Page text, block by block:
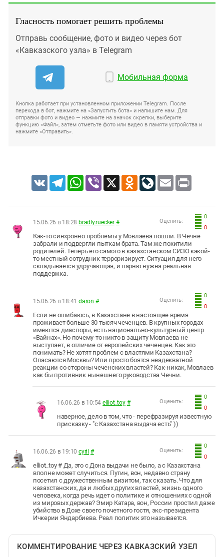
Гласность помогает решить проблемы
Отправь сообщение, фото и видео через бот
«Кавказского узла» в Telegram
Мобильная форма
Кнопка работает при установленном приложении Telegram. После
перехода в бот, нажмите на «Запустить бота» и напишите нам. Для
отправки фото и видео — нажмите на значок скрепки, выберите
функцию «Файл», затем отметьте фото или видео в памяти устройства и
нажмите «Отправить».
VK TelegramWhatsApp
Viber X Odnoklassniki
LiveJournal
Email Print
0
0
Оценить:
15.06.26 в 18:28 bradly.ruecker #
Как-то синхронно проблемы у Мовлаева пошли. В Чечне
забрали и подвергли пыткам брата. Там же похитили
родителей. Теперь его самого в казахстанском СИЗО какой-
то местный сотрудник терроризирует. Ситуация для него
складывается удручающая, и парню нужна реальная
поддержка.
0
0
Оценить:
15.06.26 в 18:41 daron #
Если не ошибаюсь, в Казахстане в настоящее время
проживает больше 30 тысяч чеченцев. В крупных городах
имеются диаспоры, есть национально-культурный центр
«Вайнах». Но почему-то никто в защиту Мовлаева не
выступает, в отличие от европейских чеченцев. Как это
понимать? Не хотят проблем с властями Казахстана?
Опасаются Москвы? Или просто боятся неадекватной
реакции со стороны чеченских властей? Как-никак, Мовлаев
как бы противник нынешнего руководства Чечни.
0
0
Оценить:
16.06.26 в 10:54 elliot_toy #
наверное, дело в том, что - перефразируя известную
присказку - "с Казахстана выдача есть" ))
0
0
Оценить:
16.06.26 в 19:10 cyril #
elliot_toy # Да, это с Дона выдачи не было, а с Казахстана
вполне может случиться. Путин, вон, недавно страну
посетил с дружественным визитом, так сказать. Что для
казахстанских, да и любых других властей, жизнь одного
человека, когда речь идет о политике и отношениях с одной
из мировых держав? Эмир Катара, вон, России простил даже
убийство в Дохе своего почетного гостя, экс-президента
Ичкерии Яндарбиева. Реал политик это называется.
КОММЕНТИРОВАНИЕ ЧЕРЕЗ КАВКАЗСКИЙ УЗЕЛ